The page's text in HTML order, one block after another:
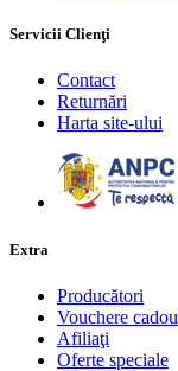
Servicii Clienţi
Contact
Returnări
Harta site-ului
Extra
Producători
Vouchere cadou
Afiliaţi
Oferte speciale